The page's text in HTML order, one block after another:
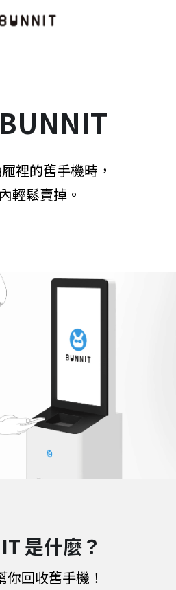
加碼活動
收
方
繫我們
裡的舊手機時，
輕鬆賣掉。
是什麼？
你回收舊手機！